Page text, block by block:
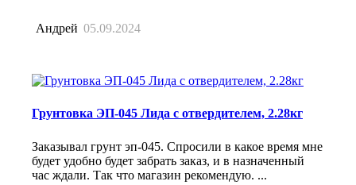
Андрей 05.09.2024
Грунтовка ЭП-045 Лида с отвердителем, 2.28кг
Заказывал грунт эп-045. Спросили в какое время мне
будет удобно будет забрать заказ, и в назначенный
час ждали. Так что магазин рекомендую. ...